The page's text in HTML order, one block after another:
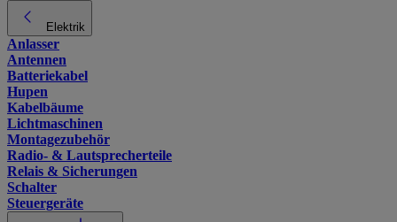
Elektrik
Anlasser
Antennen
Batteriekabel
Hupen
Kabelbäume
Lichtmaschinen
Montagezubehör
Radio- & Lautsprecherteile
Relais & Sicherungen
Schalter
Steuergeräte